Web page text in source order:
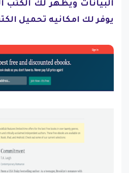
البيانات ويظهر لك الكتب
يوفر لك امكانيه تحميل